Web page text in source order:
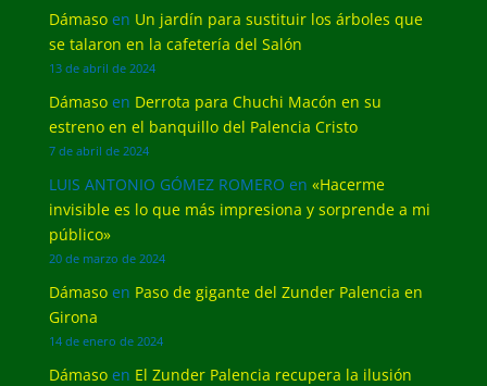
Dámasoen Un jardín para sustituir los árboles que
se talaron en la cafetería del Salón
13 de abril de 2024
Dámasoen Derrota para Chuchi Macón en su
estreno en el banquillo del Palencia Cristo
7 de abril de 2024
LUIS ANTONIO GÓMEZ ROMERO en «Hacerme
invisible es lo que más impresiona y sorprende a mi
público»
20 de marzo de 2024
Dámasoen Paso de gigante del Zunder Palencia en
Girona
14 de enero de 2024
Dámasoen El Zunder Palencia recupera la ilusión